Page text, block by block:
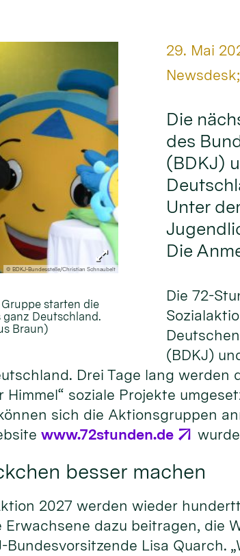
© BDKJ-Bundesstelle/Christian Schnaubelt
starten die
Deutschland.
Braun)
Datum:
29. Mai
Von:
Die
des
(BDKJ)
Unter
Die
Die 72-
(BDKJ)
Drei Tage lang werden
soziale Projekte
sich die Aktionsgruppen
www.72stunden.de
besser machen
2027 werden wieder
dazu beitragen, die
Bundesvorsitzende Lisa Quarch.